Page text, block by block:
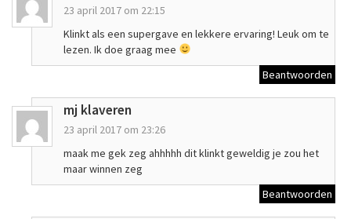
23 april 2017 om 22:15
Klinkt als een supergave en lekkere ervaring! Leuk om te
lezen. Ik doe graag mee
Beantwoorden
mj klaveren
23 april 2017 om 23:26
maak me gek zeg ahhhhh dit klinkt geweldig je zou het
maar winnen zeg
Beantwoorden